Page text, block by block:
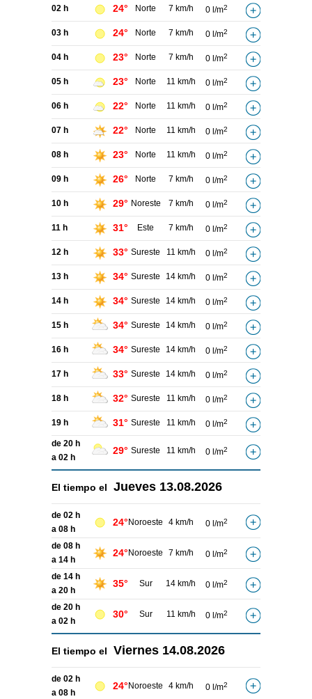
02 h 24° Norte 7 km/h 0 l/m2
03 h 24° Norte 7 km/h 0 l/m2
04 h 23° Norte 7 km/h 0 l/m2
05 h 23° Norte 11 km/h 0 l/m2
06 h 22° Norte 11 km/h 0 l/m2
07 h 22° Norte 11 km/h 0 l/m2
08 h 23° Norte 11 km/h 0 l/m2
09 h 26° Norte 7 km/h 0 l/m2
10 h 29° Noreste 7 km/h 0 l/m2
11 h 31° Este 7 km/h 0 l/m2
12 h 33° Sureste 11 km/h 0 l/m2
13 h 34° Sureste 14 km/h 0 l/m2
14 h 34° Sureste 14 km/h 0 l/m2
15 h 34° Sureste 14 km/h 0 l/m2
16 h 34° Sureste 14 km/h 0 l/m2
17 h 33° Sureste 14 km/h 0 l/m2
18 h 32° Sureste 11 km/h 0 l/m2
19 h 31° Sureste 11 km/h 0 l/m2
de 20 h
a 02 h
29° Sureste 11 km/h 0 l/m2
El tiempo el Jueves 13.08.2026
de 02 h
a 08 h
24° Noroeste 4 km/h 0 l/m2
de 08 h
a 14 h
24° Noroeste 7 km/h 0 l/m2
de 14 h
a 20 h
35° Sur 14 km/h 0 l/m2
de 20 h
a 02 h
30° Sur 11 km/h 0 l/m2
El tiempo el Viernes 14.08.2026
de 02 h
a 08 h
24° Noroeste 4 km/h 0 l/m2